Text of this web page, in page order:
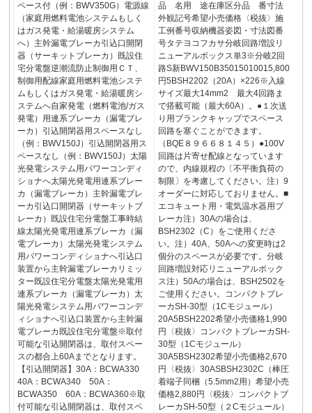
ペース付（例：BWV350G）電源線
（家庭用燃料電池システムもしく
はガス発電・給湯暖房システム
へ）主幹漏電ブレーカ引込口開閉
器（サーキットブレーカ）既設住
宅分電盤逆潮流防止制御用ＣＴ、
制御用配線家庭用燃料電池システ
ムもしくはガス発電・給湯暖房シ
ステムへ自家発電（燃料電池/ガス
発電）用連系ブレーカ（漏電ブレ
ーカ）引込開閉器用スペースなし
（例：BWV150J）引込開閉器用ス
ペースなし（例：BWV150J）太陽
光発電システム用パワーコンディ
ショナへ太陽光発電用連系ブレー
カ（漏電ブレーカ）主幹漏電ブレ
ーカ引込口開閉器（サーキットブ
レーカ）既設住宅分電盤工事時結
線太陽光発電用連系ブレーカ（漏
電ブレーカ）太陽光発電システム
用パワーコンディショナへ引込口
装置から主幹漏電ブレーカリミッ
ター既設住宅分電盤太陽光発電用
連系ブレーカ（漏電ブレーカ）太
陽光発電システム用パワーコンデ
ィショナへ引込口装置から主幹漏
電ブレーカ既設住宅分電盤※取付
可能な引込開閉器は、取付スペー
スの都合上60Aまでとなります。
【引込開閉器】30A：BCWA330
40A：BCWA340 50A：
BCWA350 60A：BCWA360※取
付可能な引込開閉器は、取付スペ
品 名用 途在庫区分品 番寸法
外観記号希望小売価格〈税抜〉施
工例番号収納機器姿図・寸法図番
号タテヨコフカサ分岐回路増設リ
ニューアルボックス単3※分岐2回
路S新BWV150B35015010015,800
円5BSH2202（20A）×226※入線
サイズ最大14mm2 最大4回路ま
で搭載可能（最大60A）。●１次送
り用ブランクキャップでスペース
回路を塞ぐことができます。
（BQE８９６６８１４５）●100V
回路は片寄せ配線となっています
ので、内線規程の〔不平衡負荷の
制限〕を考慮してください。注）9
オーダーに対応しておりません。■
エコキュート用・電気温水器用ブ
レーカ注）30Aの場合は、
BSH2302（C）をご使用くださ
い。注）40A、50Aへの変更時は2
個分のスペースが必要です。分岐
回路増設対応リニューアルボック
ス注）50Aの場合は、BSH2502を
ご使用ください。コンパクトブレ
ーカSH-30型（1Cモジュール）
20A5BSH2202希望小売価格1,990
円〈税抜〉コンパクトブレーカSH-
30型（1Cモジュール）
30A5BSH2302希望小売価格2,670
円〈税抜〉30ASBSH2302C（棒圧
着端子同梱（5.5mm2用）希望小売
価格2,880円〈税抜〉コンパクトブ
レーカSH-50型（２Cモジュール）